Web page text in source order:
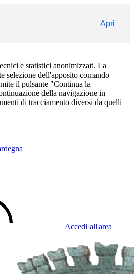
Apri
e statistici anonimizzati. La
selezione dell'apposito comando
il pulsante "Continua la
della navigazione in
di tracciamento diversi da quelli
Accedi all'area